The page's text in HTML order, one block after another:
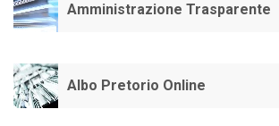
Amministrazione Trasparente
Albo Pretorio Online